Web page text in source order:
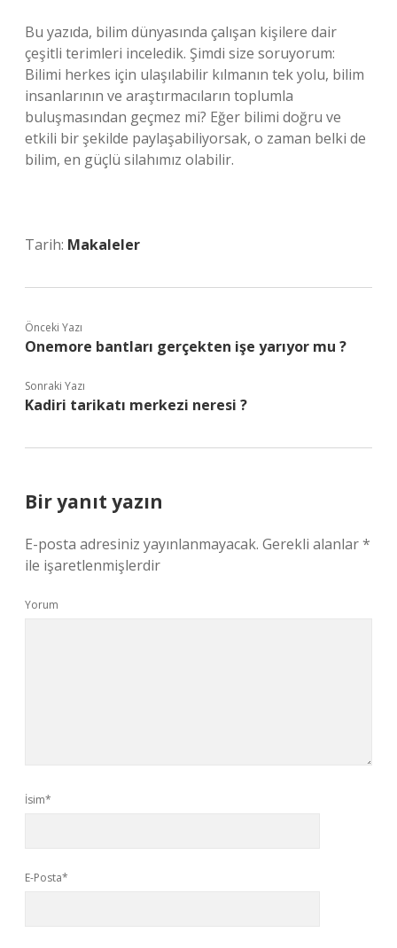
Bu yazıda, bilim dünyasında çalışan kişilere dair
çeşitli terimleri inceledik. Şimdi size soruyorum:
Bilimi herkes için ulaşılabilir kılmanın tek yolu, bilim
insanlarının ve araştırmacıların toplumla
buluşmasından geçmez mi? Eğer bilimi doğru ve
etkili bir şekilde paylaşabiliyorsak, o zaman belki de
bilim, en güçlü silahımız olabilir.
Tarih: Makaleler
Önceki Yazı
Onemore bantları gerçekten işe yarıyor mu ?
Sonraki Yazı
Kadiri tarikatı merkezi neresi ?
Bir yanıt yazın
E-posta adresiniz yayınlanmayacak. Gerekli alanlar*
ile işaretlenmişlerdir
Yorum
İsim*
E-Posta*